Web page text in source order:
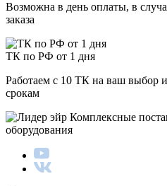
Возможна в день оплаты, в
заказа
ТК по РФ от 1 дня
Работаем с 10 ТК на ваш выбор
срокам
Комплексные
оборудования